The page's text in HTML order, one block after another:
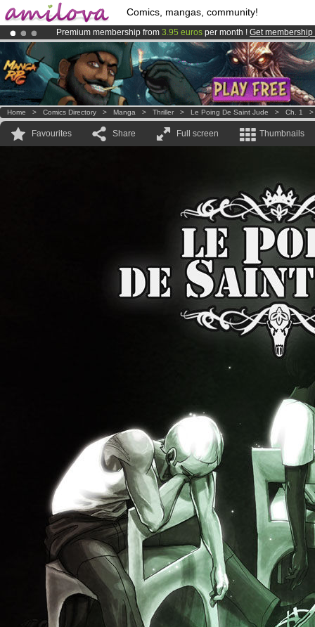
Comics, mangas, community!
Premium membership from 3.95 euros per month ! Get membership
Already 100000membersand 1000comics & mangas!.
AmilovaKickstarter is now LIVE!.
Home > Comics Directory > Manga > Thriller > Le Poing De Saint Jude > Ch. 1
Favourites Share Full screen Thumbnails